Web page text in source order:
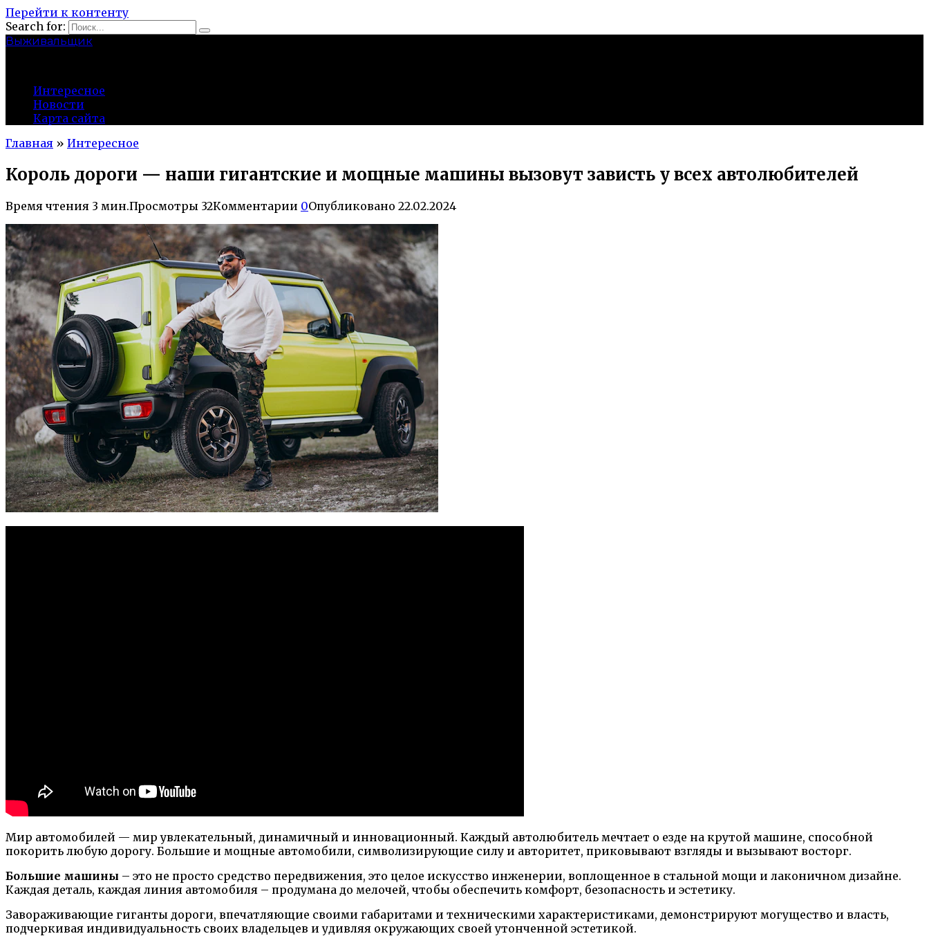
Перейти к контенту
Search for:
Выживальщик
Интересное
Новости
Карта сайта
Главная » Интересное
Король дороги — наши гигантские и мощные машины вызовут зависть у всех автолюбителей
Время чтения 3 мин.Просмотры 32Комментарии 0Опубликовано 22.02.2024
Мир автомобилей — мир увлекательный, динамичный и инновационный. Каждый автолюбитель мечтает о езде на крутой машине, способной
покорить любую дорогу. Большие и мощные автомобили, символизирующие силу и авторитет, приковывают взгляды и вызывают восторг.
Большие машины – это не просто средство передвижения, это целое искусство инженерии, воплощенное в стальной мощи и лаконичном дизайне.
Каждая деталь, каждая линия автомобиля – продумана до мелочей, чтобы обеспечить комфорт, безопасность и эстетику.
Завораживающие гиганты дороги, впечатляющие своими габаритами и техническими характеристиками, демонстрируют могущество и власть,
подчеркивая индивидуальность своих владельцев и удивляя окружающих своей утонченной эстетикой.